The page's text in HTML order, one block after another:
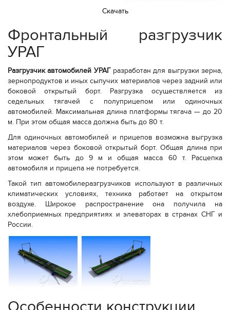
Cкачать
Фронтальный разгрузчик
УРАГ
Разгрузчик автомобилей УРАГ разработан для выгрузки зерна,
зернопродуктов и иных сыпучих материалов через задний или
боковой открытый борт. Разгрузка осуществляется из
седельных тягачей с полуприцепом или одиночных
автомобилей. Максимальная длина платформы тягача — до 20
м. При этом общая масса должна быть до 80 т.
Для одиночных автомобилей и прицепов возможна выгрузка
материалов через боковой открытый борт. Общая длина при
этом может быть до 9 м и общая масса 60 т. Расцепка
автомобиля и прицепа не потребуется.
Такой тип автомобилеразгрузчиков используют в различных
климатических условиях, техника работает на открытом
воздухе. Широкое распространение она получила на
хлебоприемных предприятиях и элеваторах в странах СНГ и
России.